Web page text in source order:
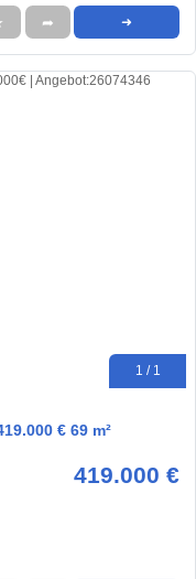
➦ ➜
1 / 1
€ 69 m²
419.000 €